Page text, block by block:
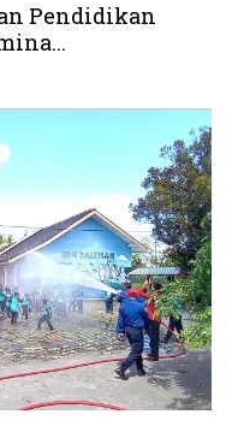
Pendidikan